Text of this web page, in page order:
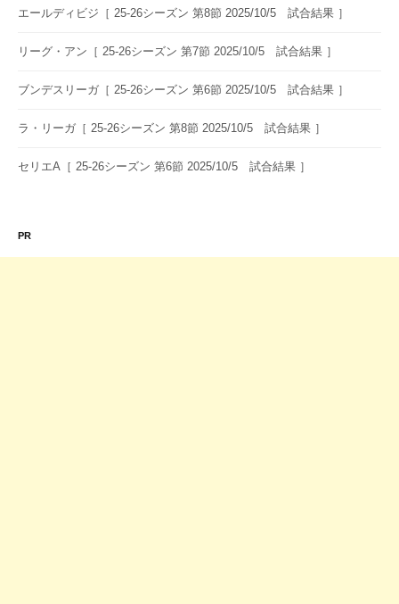
エールディビジ［ 25-26シーズン 第8節 2025/10/5 試合結果 ］
リーグ・アン［ 25-26シーズン 第7節 2025/10/5 試合結果 ］
ブンデスリーガ［ 25-26シーズン 第6節 2025/10/5 試合結果 ］
ラ・リーガ［ 25-26シーズン 第8節 2025/10/5 試合結果 ］
セリエA［ 25-26シーズン 第6節 2025/10/5 試合結果 ］
PR